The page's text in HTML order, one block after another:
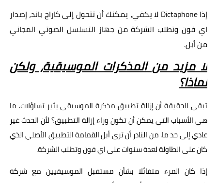
إذا Dictaphone لا يكفي، يمكنك أن تتحول إلى كاراج باند، إصدار
اي فون وتطلب الشركة من جهاز التسلسل الصوتي المجاني
من أبل.
لا مزيد من المذكرات الموسيقية، ولكن
لماذا؟
تبقى الحقيقة أن إزالة تطبيق مذكرة الموسيقى يثير تساؤلات. ما
هي الأسباب التي يمكن أن تكون وراء إزالة التطبيق؟ لأن الحدث غير
عادي إلى حد ما. من النادر أن ترى أبل القمامة التطبيق الأصلي الذي
كان على الطاولة لعدة سنوات على اي فون وتطلب الشركة.
إذا كان المرء متفائلا بشأن مستقبل الموسيقيين مع شركة